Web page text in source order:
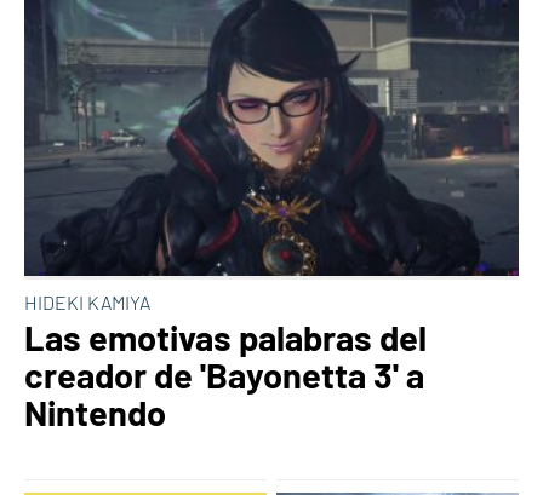
HIDEKI KAMIYA
Las emotivas palabras del
creador de 'Bayonetta 3' a
Nintendo